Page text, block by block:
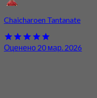
Оценено 20 мар. 2026